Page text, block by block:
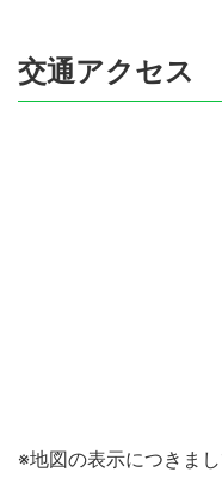
交通アクセス
※地図の表示につきま